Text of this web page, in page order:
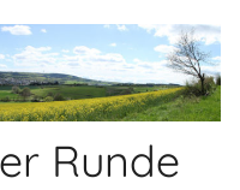
Runde